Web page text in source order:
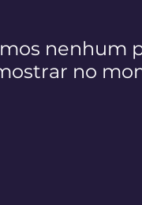
nenhum
no